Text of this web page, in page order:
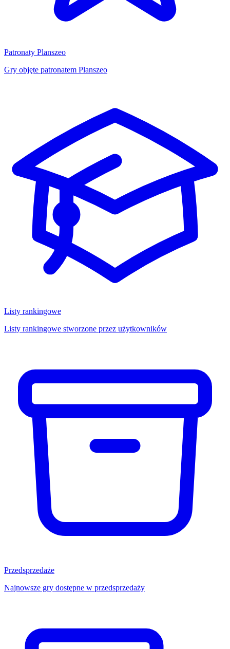
Patronaty Planszeo
Gry objęte patronatem Planszeo
Listy rankingowe
Listy rankingowe stworzone przez użytkowników
Przedsprzedaże
Najnowsze gry dostępne w przedsprzedaży